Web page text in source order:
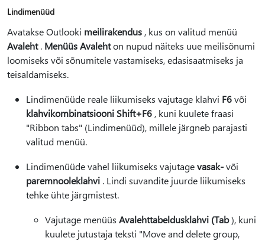
Lindimenüüd
Avatakse Outlooki meilirakendus , kus on valitud menüü
Avaleht. Menüüs Avalehton nupud näiteks uue meilisõnumi
loomiseks või sõnumitele vastamiseks, edasisaatmiseks ja
teisaldamiseks.
Lindimenüüde reale liikumiseks vajutage klahvi F6või
klahvikombinatsiooni Shift+F6 , kuni kuulete fraasi
"Ribbon tabs" (Lindimenüüd), millele järgneb parajasti
valitud menüü.
Lindimenüüde vahel liikumiseks vajutagevasak-või
paremnooleklahvi . Lindi suvandite juurde liikumiseks
tehke ühte järgmistest.
Vajutage menüüs Avalehttabeldusklahvi (Tab), kuni
kuulete jutustaja teksti "Move and delete group,